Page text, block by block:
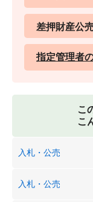
差押財産公
指定管理者
こ
こ
入札・公売
入札・公売